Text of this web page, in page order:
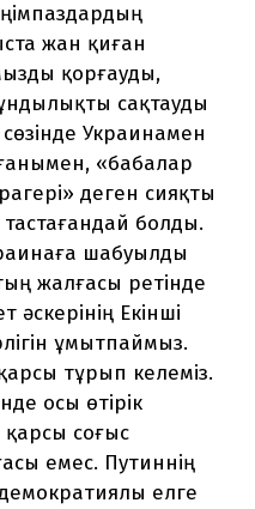
жан қиған
қорғауды,
сақтауды
Украинамен
«бабалар
деген сияқты
болды.
шабуылды
жалғасы ретінде
Екінші
ұмытпаймыз.
қарсы тұрып келеміз.
осы өтірік
қарсы соғыс
емес. Путиннің
елге